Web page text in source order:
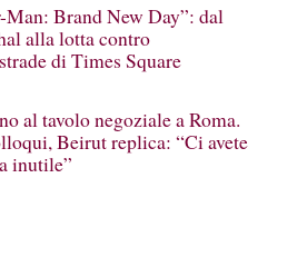
Man: Brand New Day”: dal
alla lotta contro
di Times Square
al tavolo negoziale a Roma.
Beirut replica: “Ci avete
inutile”